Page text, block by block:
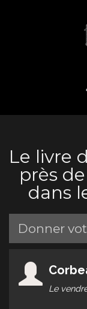
Le livre
près
dans
Donner
Le